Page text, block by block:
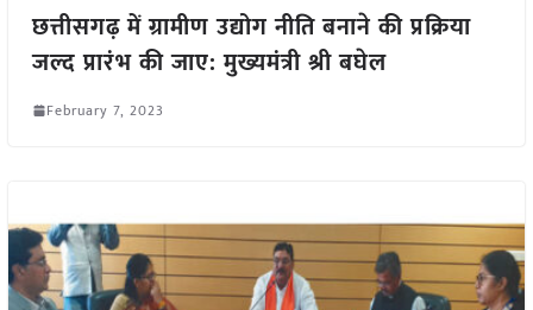
छत्तीसगढ़ में ग्रामीण उद्योग नीति बनाने की प्रक्रिया
जल्द प्रारंभ की जाए: मुख्यमंत्री श्री बघेल
February 7, 2023